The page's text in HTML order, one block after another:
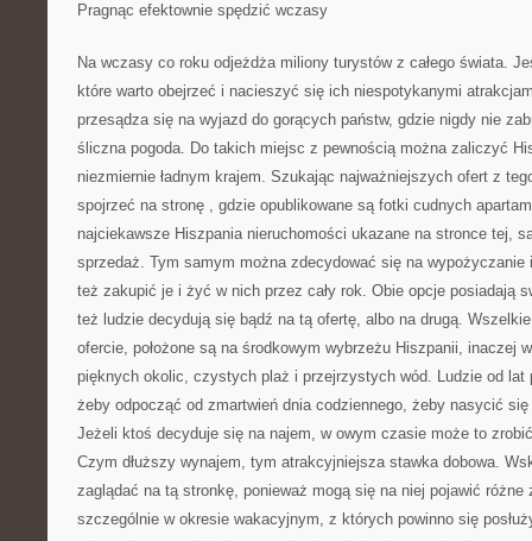
Pragnąc efektownie spędzić wczasy
Na wczasy co roku odjeżdża miliony turystów z całego świata.
które warto obejrzeć i nacieszyć się ich niespotykanymi
przesądza się na wyjazd do gorących państw, gdzie nigdy nie
śliczna pogoda. Do takich miejsc z pewnością można zaliczyć
niezmiernie ładnym krajem. Szukając najważniejszych ofert z
spojrzeć na stronę , gdzie opublikowane są fotki cudnych
najciekawsze Hiszpania nieruchomości ukazane na stronce tej,
sprzedaż. Tym samym można zdecydować się na
też zakupić je i żyć w nich przez cały rok. Obie opcje posiadają
też ludzie decydują się bądź na tą ofertę, albo na drugą.
ofercie, położone są na środkowym wybrzeżu Hiszpanii, inaczej
pięknych okolic, czystych plaż i przejrzystych wód. Ludzie od lat
żeby odpocząć od zmartwień dnia codziennego, żeby nasycić
Jeżeli ktoś decyduje się na najem, w owym czasie może to
Czym dłuższy wynajem, tym atrakcyjniejsza stawka dobowa.
zaglądać na tą stronkę, ponieważ mogą się na niej pojawić różne
szczególnie w okresie wakacyjnym, z których powinno się